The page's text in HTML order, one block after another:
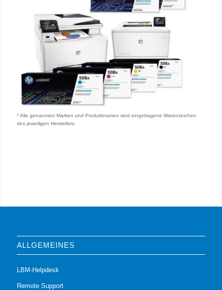
* Alle genannten Marken und Produktnamen sind eingetragene Warenzeichen
des jeweiligen Herstellers.
ALLGEMEINES
LBM-Helpdesk
Remote Support